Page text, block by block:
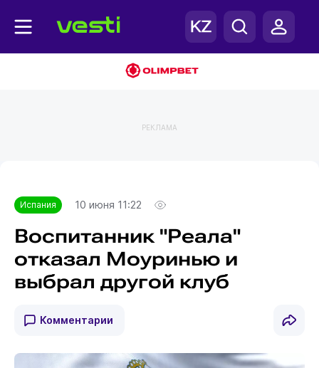
РЕКЛАМА
Испания 10 июня 11:22
Воспитанник "Реала"
отказал Моуринью и
выбрал другой клуб
Комментарии